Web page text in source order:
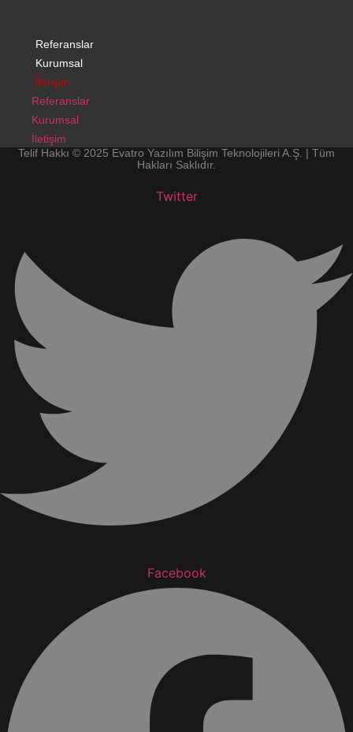
Referanslar
Kurumsal
İletişim
Referanslar
Kurumsal
İletişim
Telif Hakkı © 2025 Evatro Yazılım Bilişim Teknolojileri A.Ş. | Tüm
Hakları Saklıdır.
Twitter
Facebook